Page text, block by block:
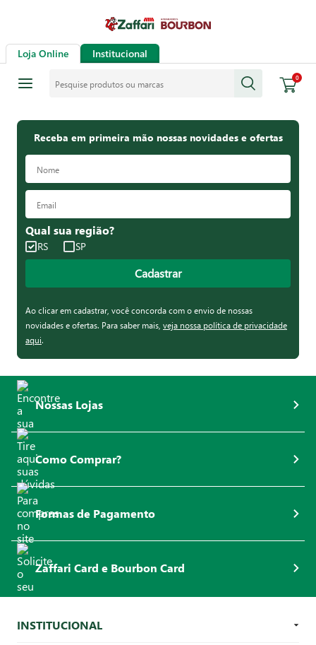
Loja Online Institucional
0
Receba em primeira mão nossas novidades e ofertas
Qual sua região?
RS SP
Cadastrar
Ao clicar em cadastrar, você concorda com o envio de nossas
novidades e ofertas. Para saber mais, veja nossa política de privacidade
aqui.
Nossas Lojas
Como Comprar?
Formas de Pagamento
Zaffari Card e Bourbon Card
INSTITUCIONAL